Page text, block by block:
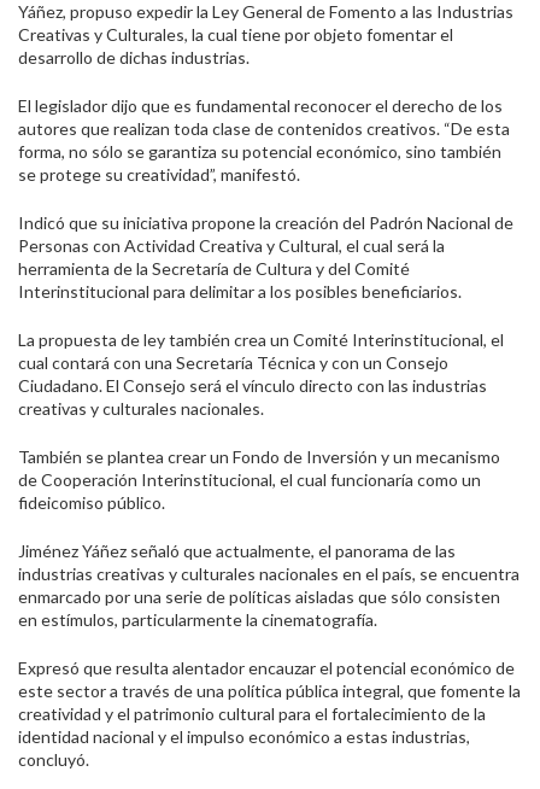
Yáñez, propuso expedir la Ley General de Fomento a las Industrias
Creativas y Culturales, la cual tiene por objeto fomentar el
desarrollo de dichas industrias.
El legislador dijo que es fundamental reconocer el derecho de los
autores que realizan toda clase de contenidos creativos. “De esta
forma, no sólo se garantiza su potencial económico, sino también
se protege su creatividad”, manifestó.
Indicó que su iniciativa propone la creación del Padrón Nacional de
Personas con Actividad Creativa y Cultural, el cual será la
herramienta de la Secretaría de Cultura y del Comité
Interinstitucional para delimitar a los posibles beneficiarios.
La propuesta de ley también crea un Comité Interinstitucional, el
cual contará con una Secretaría Técnica y con un Consejo
Ciudadano. El Consejo será el vínculo directo con las industrias
creativas y culturales nacionales.
También se plantea crear un Fondo de Inversión y un mecanismo
de Cooperación Interinstitucional, el cual funcionaría como un
fideicomiso público.
Jiménez Yáñez señaló que actualmente, el panorama de las
industrias creativas y culturales nacionales en el país, se encuentra
enmarcado por una serie de políticas aisladas que sólo consisten
en estímulos, particularmente la cinematografía.
Expresó que resulta alentador encauzar el potencial económico de
este sector a través de una política pública integral, que fomente la
creatividad y el patrimonio cultural para el fortalecimiento de la
identidad nacional y el impulso económico a estas industrias,
concluyó.